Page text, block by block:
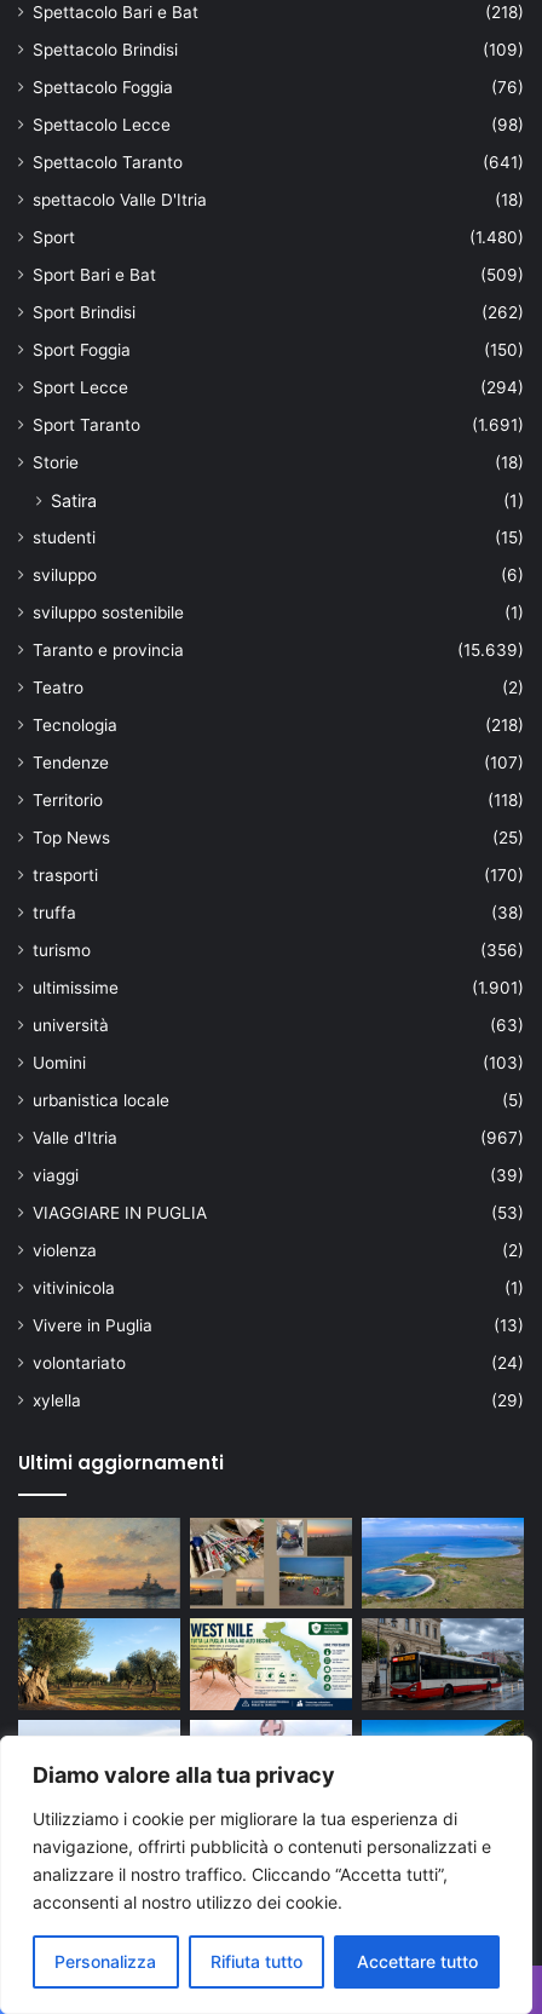
Diamo valore alla tua privacy
Utilizziamo i cookie per migliorare la tua esperienza di
navigazione, offrirti pubblicità o contenuti personalizzati e
analizzare il nostro traffico. Cliccando “Accetta tutti”,
acconsenti al nostro utilizzo dei cookie.
Personalizza Rifiuta tutto Accettare tutto
Spettacolo Bari e Bat
(218)
Spettacolo Brindisi
(109)
Spettacolo Foggia
(76)
Spettacolo Lecce
(98)
Spettacolo Taranto
(641)
spettacolo Valle D'Itria
(18)
Sport
(1.480)
Sport Bari e Bat
(509)
Sport Brindisi
(262)
Sport Foggia
(150)
Sport Lecce
(294)
Sport Taranto
(1.691)
Storie
(18)
Satira (1)
studenti
(15)
sviluppo
(6)
sviluppo sostenibile
(1)
Taranto e provincia
(15.639)
Teatro
(2)
Tecnologia
(218)
Tendenze
(107)
Territorio
(118)
Top News
(25)
trasporti
(170)
truffa
(38)
turismo
(356)
ultimissime
(1.901)
università
(63)
Uomini
(103)
urbanistica locale
(5)
Valle d'Itria
(967)
viaggi
(39)
VIAGGIARE IN PUGLIA
(53)
violenza
(2)
vitivinicola
(1)
Vivere in Puglia
(13)
volontariato
(24)
xylella
(29)
Ultimi aggiornamenti
Tags
evidenza Foggia Lecce Martina Franca news